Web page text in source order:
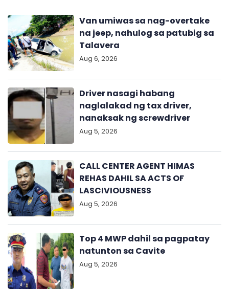
Van umiwas sa nag-overtake
na jeep, nahulog sa patubig sa
Talavera
Aug 6, 2026
Driver nasagi habang
naglalakad ng tax driver,
nanaksak ng screwdriver
Aug 5, 2026
CALL CENTER AGENT HIMAS
REHAS DAHIL SA ACTS OF
LASCIVIOUSNESS
Aug 5, 2026
Top 4 MWP dahil sa pagpatay
natunton sa Cavite
Aug 5, 2026